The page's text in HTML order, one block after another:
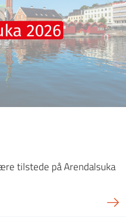
tilstede på Arendalsuka